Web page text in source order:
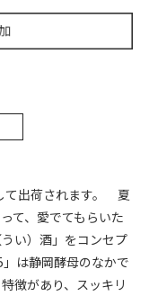
て出荷されます。 夏
て、愛でてもらいた
い）酒」をコンセプ
は静岡酵母のなかで
徴があり、スッキリ